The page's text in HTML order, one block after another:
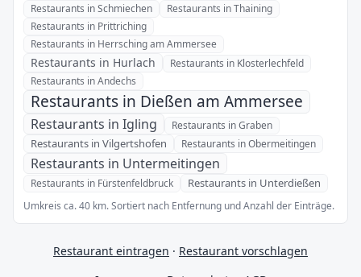
Restaurants in Schmiechen
Restaurants in Thaining
Restaurants in Prittriching
Restaurants in Herrsching am Ammersee
Restaurants in Hurlach
Restaurants in Klosterlechfeld
Restaurants in Andechs
Restaurants in Dießen am Ammersee
Restaurants in Igling Restaurants in Graben
Restaurants in Vilgertshofen Restaurants in Obermeitingen
Restaurants in Untermeitingen
Restaurants in Fürstenfeldbruck Restaurants in Unterdießen
Umkreis ca. 40 km. Sortiert nach Entfernung und Anzahl der Einträge.
Restaurant eintragen · Restaurant vorschlagen